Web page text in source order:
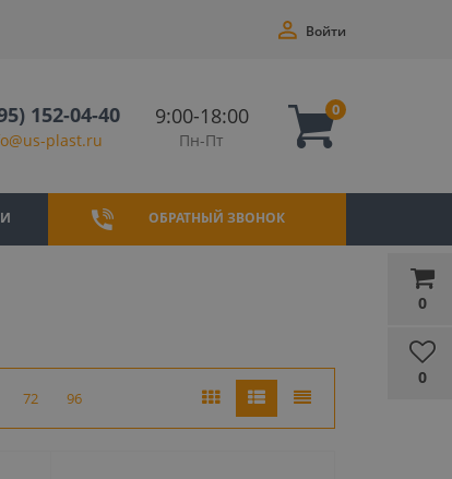
0
0
Войти
152-04-40
plast.ru
9:00-18:00
Пн-Пт
0
ОБРАТНЫЙ ЗВОНОК
72 96